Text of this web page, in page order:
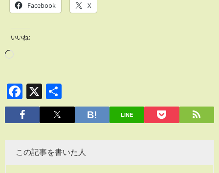
Facebook X
いいね:
Facebook
X
有
LINE
この記事を書いた人